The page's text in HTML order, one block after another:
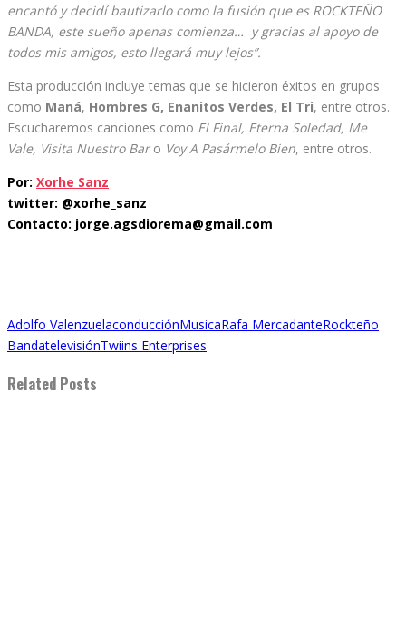
encantó y decidí bautizarlo como la fusión que es ROCKTEÑO
BANDA, este sueño apenas comienza… y gracias al apoyo de
todos mis amigos, esto llegará muy lejos”.
Esta producción incluye temas que se hicieron éxitos en grupos
como Maná, Hombres G, Enanitos Verdes, El Tri, entre otros.
Escucharemos canciones como El Final, Eterna Soledad, Me
Vale, Visita Nuestro Bar o Voy A Pasármelo Bien, entre otros.
Por: Xorhe Sanz
twitter: @xorhe_sanz
Contacto: jorge.agsdiorema@gmail.com
Adolfo ValenzuelaconducciónMusicaRafa MercadanteRockteño
BandatelevisiónTwiins Enterprises
Related Posts